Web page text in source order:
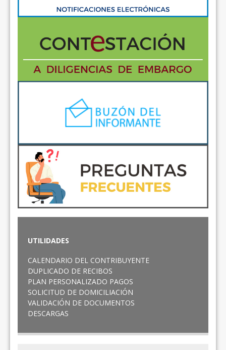
UTILIDADES
CALENDARIO DEL CONTRIBUYENTE
DUPLICADO DE RECIBOS
PLAN PERSONALIZADO PAGOS
SOLICITUD DE DOMICILIACIÓN
VALIDACIÓN DE DOCUMENTOS
DESCARGAS